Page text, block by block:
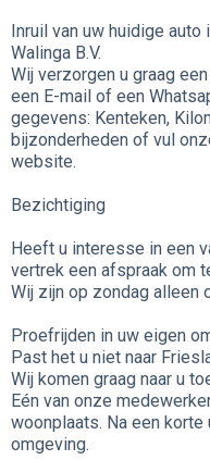
Inruil van uw huidige
Walinga B.V.
Wij verzorgen u graag
een E-mail of een
gegevens: Kenteken,
bijzonderheden of vul
website.
Bezichtiging
Heeft u interesse in een
vertrek een afspraak om
Wij zijn op zondag alleen
Proefrijden in uw eigen
Past het u niet naar
Wij komen graag naar u
Eén van onze
woonplaats. Na een
omgeving.